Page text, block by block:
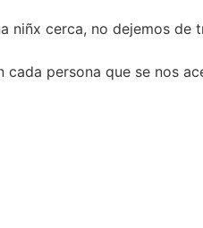
niñx cerca, no dejemos de
persona que se nos